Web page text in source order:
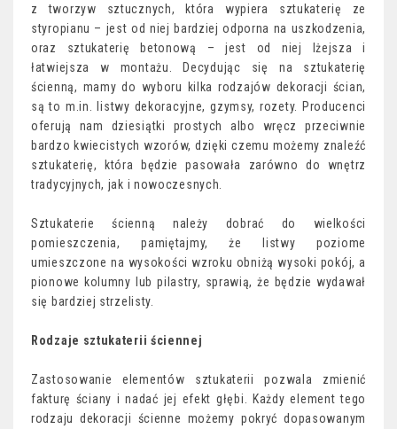
z tworzyw sztucznych, która wypiera sztukaterię ze
styropianu – jest od niej bardziej odporna na uszkodzenia,
oraz sztukaterię betonową – jest od niej lżejsza i
łatwiejsza w montażu. Decydując się na sztukaterię
ścienną, mamy do wyboru kilka rodzajów dekoracji ścian,
są to m.in. listwy dekoracyjne, gzymsy, rozety. Producenci
oferują nam dziesiątki prostych albo wręcz przeciwnie
bardzo kwiecistych wzorów, dzięki czemu możemy znaleźć
sztukaterię, która będzie pasowała zarówno do wnętrz
tradycyjnych, jak i nowoczesnych.
Sztukaterie ścienną należy dobrać do wielkości
pomieszczenia, pamiętajmy, że listwy poziome
umieszczone na wysokości wzroku obniżą wysoki pokój, a
pionowe kolumny lub pilastry, sprawią, że będzie wydawał
się bardziej strzelisty.
Rodzaje sztukaterii ściennej
Zastosowanie elementów sztukaterii pozwala zmienić
fakturę ściany i nadać jej efekt głębi. Każdy element tego
rodzaju dekoracji ścienne możemy pokryć dopasowanym